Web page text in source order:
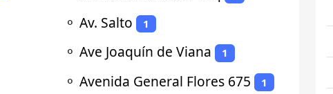
⚬ Av. Salto 1
⚬ Ave Joaquín de Viana 1
⚬ Avenida General Flores 675 1